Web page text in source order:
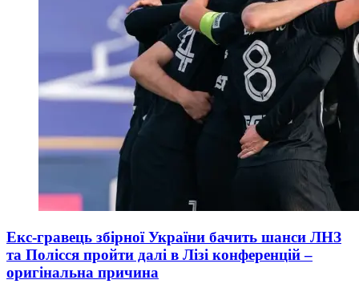
Екс-гравець збірної України бачить шанси ЛНЗ
та Полісся пройти далі в Лізі конференцій –
оригінальна причина